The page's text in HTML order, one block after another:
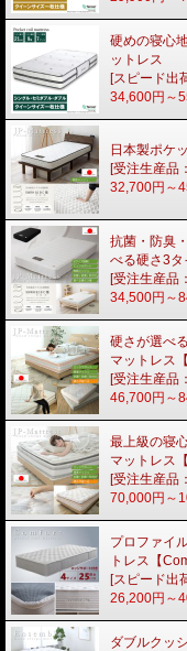
硬めの寝心
ットレス
[スピード出
34,600円～
日本製ポケ
[受注生産品
32,700円～
抗菌・防臭
べる硬さ3タ
[受注生産品
34,500円～
硬さが選べ
マットレス
[受注生産品
46,700円～
最上級の寝
マットレス
[受注生産品
70,000円～
プロファイ
トレス【
[スピード出
26,200円～
ダブルクッ